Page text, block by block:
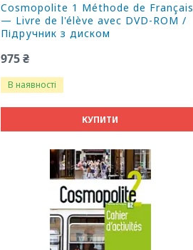
Cosmopolite 1 Méthode de Français
— Livre de l'élève avec DVD-ROM /
Підручник з диском
975 ₴
В наявності
КУПИТИ